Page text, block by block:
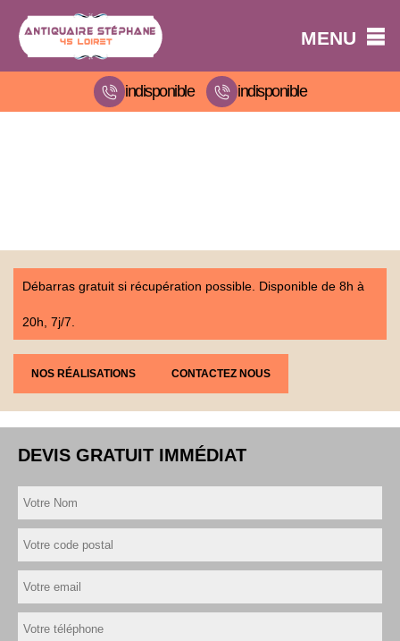
MENU
indisponible indisponible
Débarras gratuit si récupération possible. Disponible de 8h à
20h, 7j/7.
NOS RÉALISATIONS CONTACTEZ NOUS
DEVIS GRATUIT IMMÉDIAT